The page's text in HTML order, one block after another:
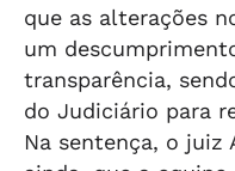
que as alterações
um
transparência,
do Judiciário para
Na sentença, o juiz